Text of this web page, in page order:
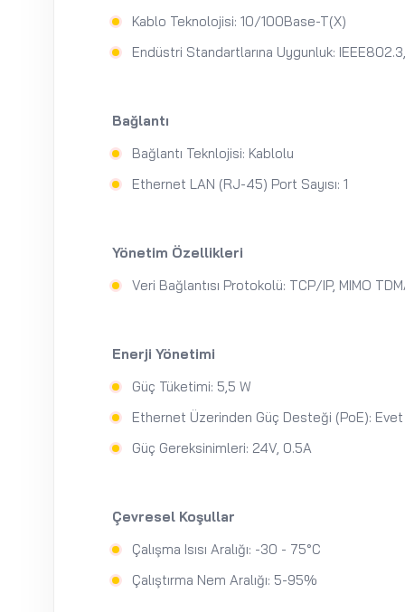
Kablo Teknolojisi: 10/100Base-T(X)
Endüstri Standartlarına Uygunluk:
Bağlantı
Bağlantı Teknlojisi: Kablolu
Ethernet LAN (RJ-45) Port Sayısı: 1
Yönetim Özellikleri
Veri Bağlantısı Protokolü: TCP/IP, MIMO
Enerji Yönetimi
Güç Tüketimi: 5,5 W
Ethernet Üzerinden Güç Desteği (PoE): Evet
Güç Gereksinimleri: 24V, 0.5A
Çevresel Koşullar
Çalışma Isısı Aralığı: -30 - 75°C
Çalıştırma Nem Aralığı: 5-95%